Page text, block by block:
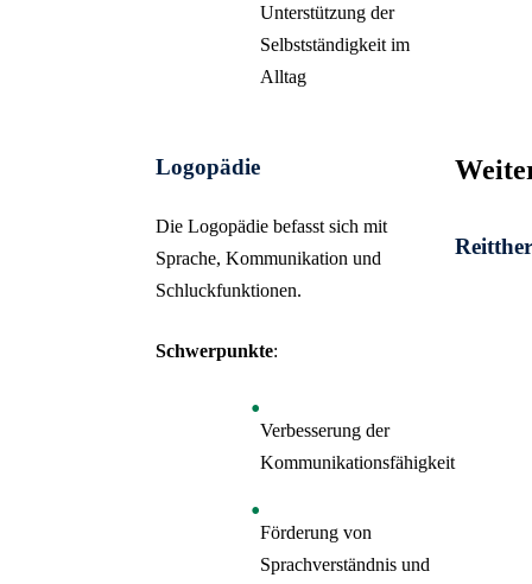
Unterstützung der
Selbstständigkeit im
Alltag
Logopädie
Die Logopädie befasst sich mit
Sprache, Kommunikation und
Schluckfunktionen.
Schwerpunkte:
Verbesserung der
Kommunikationsfähigkeit
Förderung von
Sprachverständnis und